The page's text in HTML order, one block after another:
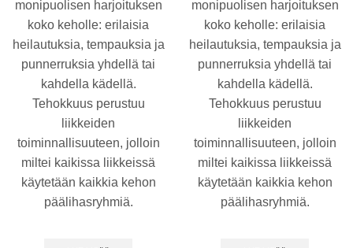
monipuolisen harjoituksen
koko keholle: erilaisia
heilautuksia, tempauksia ja
punnerruksia yhdellä tai
kahdella kädellä.
Tehokkuus perustuu
liikkeiden
toiminnallisuuteen, jolloin
miltei kaikissa liikkeissä
käytetään kaikkia kehon
päälihasryhmiä.
monipuolisen harjoituksen
koko keholle: erilaisia
heilautuksia, tempauksia ja
punnerruksia yhdellä tai
kahdella kädellä.
Tehokkuus perustuu
liikkeiden
toiminnallisuuteen, jolloin
miltei kaikissa liikkeissä
käytetään kaikkia kehon
päälihasryhmiä.